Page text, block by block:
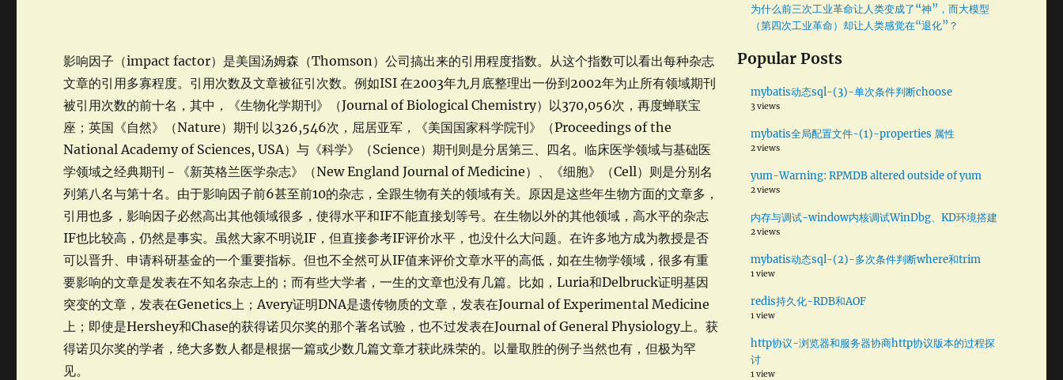
影响因子（impact factor）是美国汤姆森（Thomson）公司搞出来的引用程度指数。从这个指数可以看出每种杂志
文章的引用多寡程度。引用次数及文章被征引次数。例如ISI 在2003年九月底整理出一份到2002年为止所有领域期刊
被引用次数的前十名，其中，《生物化学期刊》（Journal of Biological Chemistry）以370,056次，再度蝉联宝
座；英国《自然》（Nature）期刊 以326,546次，屈居亚军，《美国国家科学院刊》（Proceedings of the
National Academy of Sciences, USA）与《科学》（Science）期刊则是分居第三、四名。临床医学领域与基础医
学领域之经典期刊－《新英格兰医学杂志》（New England Journal of Medicine）、《细胞》（Cell）则是分别名
列第八名与第十名。由于影响因子前6甚至前10的杂志，全跟生物有关的领域有关。原因是这些年生物方面的文章多，
引用也多，影响因子必然高出其他领域很多，使得水平和IF不能直接划等号。在生物以外的其他领域，高水平的杂志
IF也比较高，仍然是事实。虽然大家不明说IF，但直接参考IF评价水平，也没什么大问题。在许多地方成为教授是否
可以晋升、申请科研基金的一个重要指标。但也不全然可从IF值来评价文章水平的高低，如在生物学领域，很多有重
要影响的文章是发表在不知名杂志上的；而有些大学者，一生的文章也没有几篇。比如，Luria和Delbruck证明基因
突变的文章，发表在Genetics上；Avery证明DNA是遗传物质的文章，发表在Journal of Experimental Medicine
上；即使是Hershey和Chase的获得诺贝尔奖的那个著名试验，也不过发表在Journal of General Physiology上。获
得诺贝尔奖的学者，绝大多数人都是根据一篇或少数几篇文章才获此殊荣的。以量取胜的例子当然也有，但极为罕
见。
为什么前三次工业革命让人类变成了“神”，而大模型
（第四次工业革命）却让人类感觉在“退化”？
Popular Posts
mybatis动态sql-(3)-单次条件判断choose
3 views
mybatis全局配置文件-(1)-properties 属性
2 views
yum-Warning: RPMDB altered outside of yum
2 views
内存与调试-window内核调试WinDbg、KD环境搭建
2 views
mybatis动态sql-(2)-多次条件判断where和trim
1 view
redis持久化-RDB和AOF
1 view
http协议-浏览器和服务器协商http协议版本的过程探
讨
1 view